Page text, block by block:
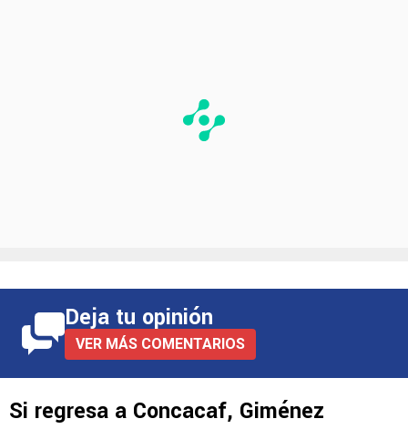
Deja tu opinión
VER MÁS COMENTARIOS
Si regresa a Concacaf, Giménez